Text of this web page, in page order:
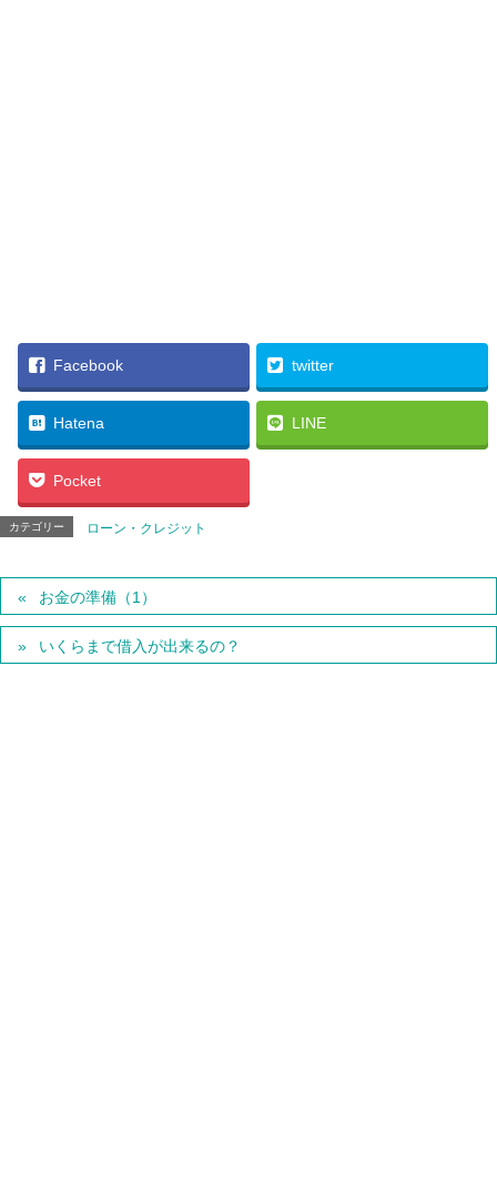
Facebook twitter
Hatena LINE
Pocket
カテゴリー ローン・クレジット
お金の準備（1）
いくらまで借入が出来るの？